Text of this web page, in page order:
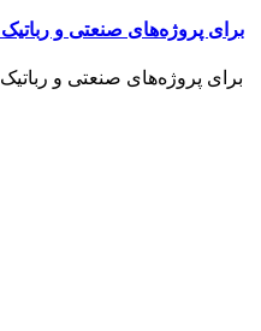
بهترین موتور گیربکس دائم‌کار DC برای پروژه‌های صنعتی و رباتیک
بهترین موتور گیربکس دائم‌کار DC برای پروژه‌های صنعتی و رباتیک